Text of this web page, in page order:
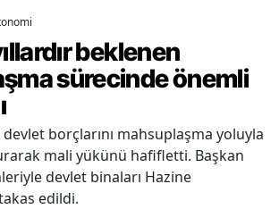
beklenen
sürecinde önemli
borçlarını mahsuplaşma yoluyla
mali yükünü hafifletti. Başkan
devlet binaları Hazine
edildi.